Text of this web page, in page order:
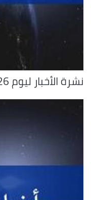
نشرة الأخبار ليوم 27/06/2026